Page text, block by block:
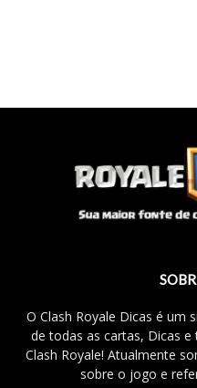
O Clash Royale Dicas é um
de todas as cartas, Dicas
Clash Royale! Atualmente
sobre o jogo e